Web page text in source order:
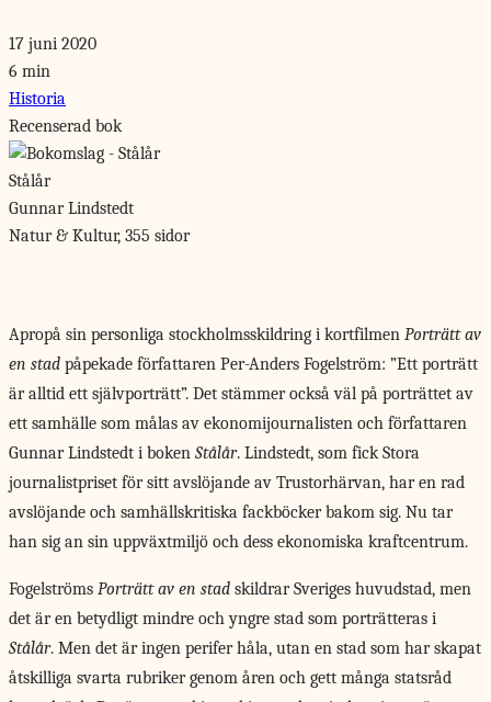
17 juni 2020
6 min
Historia
Recenserad bok
Stålår
Gunnar Lindstedt
Natur & Kultur, 355 sidor
Apropå sin personliga stockholmsskildring i kortfilmen Porträtt av
en stad påpekade författaren Per-Anders Fogelström: ”Ett porträtt
är alltid ett självporträtt”. Det stämmer också väl på porträttet av
ett samhälle som målas av ekonomijournalisten och författaren
Gunnar Lindstedt i boken Stålår. Lindstedt, som fick Stora
journalistpriset för sitt avslöjande av Trustorhärvan, har en rad
avslöjande och samhällskritiska fackböcker bakom sig. Nu tar
han sig an sin uppväxtmiljö och dess ekonomiska kraftcentrum.
Fogelströms Porträtt av en stad skildrar Sveriges huvudstad, men
det är en betydligt mindre och yngre stad som porträtteras i
Stålår. Men det är ingen perifer håla, utan en stad som har skapat
åtskilliga svarta rubriker genom åren och gett många statsråd